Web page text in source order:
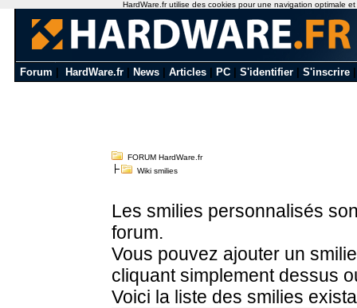
Forum HardWare.fr News Articles PC S'identifier S'inscrire
FORUM HardWare.fr
Wiki smilies
Les smilies personnalisés
forum.
Vous pouvez ajouter un
cliquant simplement dessus
Voici la liste des smilies
HardWare.fr utilise des cookies pour une navigation optimale